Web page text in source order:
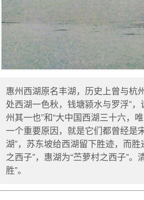
惠州西湖原名丰湖，历史上曾与杭
处西湖一色秋，钱塘颍水与罗浮”
州其一也”和“大中国西湖三十六，
一个重要原因，就是它们都曾经是
湖”，苏东坡给西湖留下胜迹，而
之西子”，惠湖为“苎萝村之西子”
胜”。